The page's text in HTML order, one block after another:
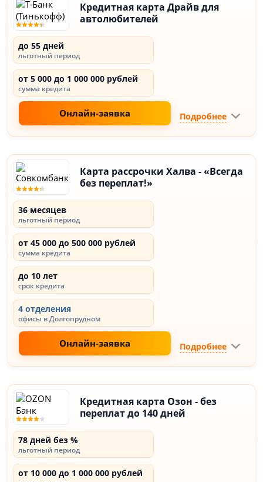
Кредитная карта Драйв для
автолюбителей
до 55 дней
льготный период
от 5 000 до 1 000 000 рублей
сумма кредита
Онлайн-заявка Подробнее
Карта рассрочки Халва - «Всегда
без переплат!»
36 месяцев
льготный период
от 45 000 до 500 000 рублей
сумма кредита
до 10 лет
срок кредита
4 отделения
офисы в Долгопрудном
Онлайн-заявка Подробнее
Кредитная карта Озон - без
переплат до 140 дней
78 дней без %
льготный период
от 10 000 до 1 000 000 рублей